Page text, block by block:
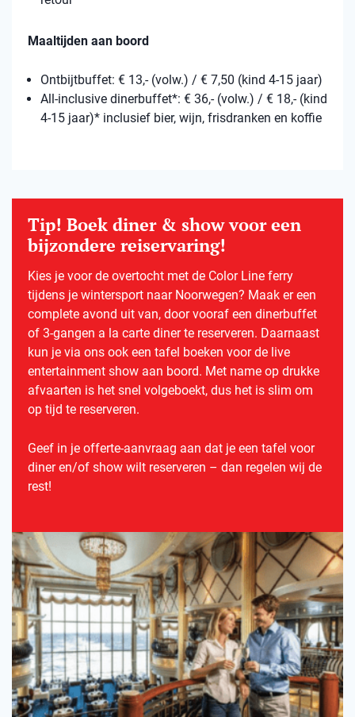
Maaltijden aan boord
Ontbijtbuffet: € 13,- (volw.) / € 7,50 (kind 4-15 jaar)
All-inclusive dinerbuffet*: € 36,- (volw.) / € 18,- (kind
4-15 jaar)* inclusief bier, wijn, frisdranken en koffie
Tip! Boek diner & show voor een
bijzondere reiservaring!
Kies je voor de overtocht met de Color Line ferry
tijdens je wintersport naar Noorwegen? Maak er een
complete avond uit van, door vooraf een dinerbuffet
of 3-gangen a la carte diner te reserveren. Daarnaast
kun je via ons ook een tafel boeken voor de live
entertainment show aan boord. Met name op drukke
afvaarten is het snel volgeboekt, dus het is slim om
op tijd te reserveren.
Geef in je offerte-aanvraag aan dat je een tafel voor
diner en/of show wilt reserveren – dan regelen wij de
rest!